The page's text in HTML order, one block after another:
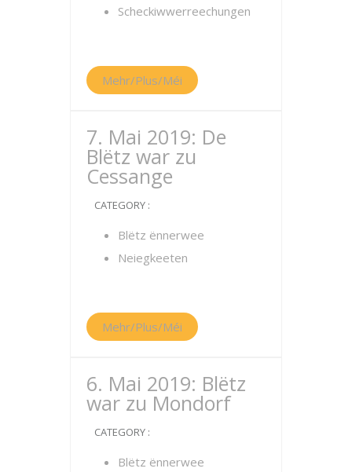
Scheckiwwerreechungen
Mehr/Plus/Méi
7. Mai 2019: De
Blëtz war zu
Cessange
CATEGORY :
Blëtz ënnerwee
Neiegkeeten
Mehr/Plus/Méi
6. Mai 2019: Blëtz
war zu Mondorf
CATEGORY :
Blëtz ënnerwee